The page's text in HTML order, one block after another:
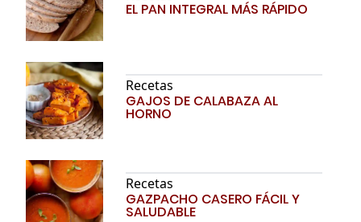
EL PAN INTEGRAL MÁS RÁPIDO
Recetas
GAJOS DE CALABAZA AL
HORNO
Recetas
GAZPACHO CASERO FÁCIL Y
SALUDABLE